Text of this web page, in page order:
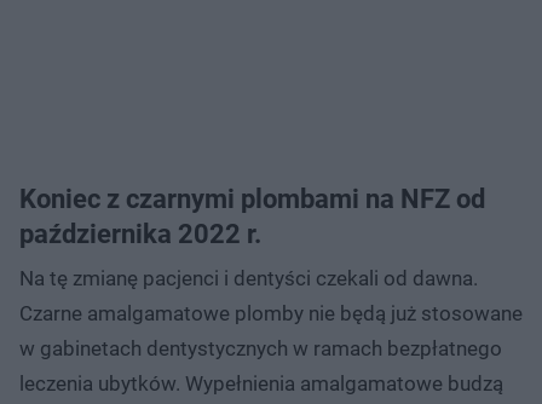
Koniec z czarnymi plombami na NFZ od
października 2022 r.
Na tę zmianę pacjenci i dentyści czekali od dawna.
Czarne amalgamatowe plomby nie będą już stosowane
w gabinetach dentystycznych w ramach bezpłatnego
leczenia ubytków. Wypełnienia amalgamatowe budzą